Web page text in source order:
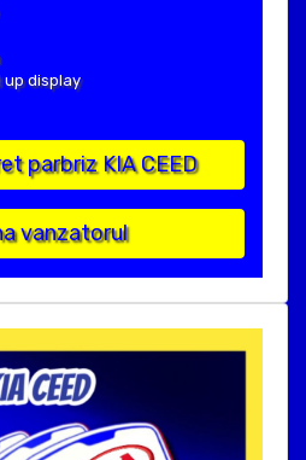
up display
parbriz KIA CEED
vanzatorul